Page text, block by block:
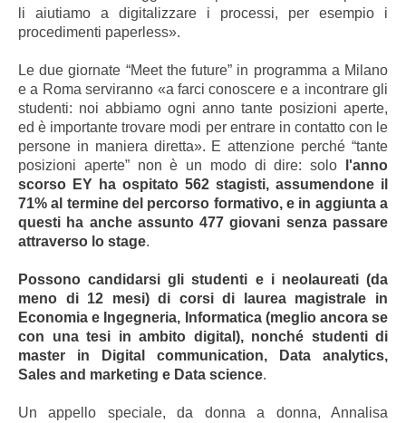
li aiutiamo a digitalizzare i processi, per esempio i
procedimenti paperless».
Le due giornate “Meet the future” in programma a Milano
e a Roma serviranno «a farci conoscere e a incontrare gli
studenti: noi abbiamo ogni anno tante posizioni aperte,
ed è importante trovare modi per entrare in contatto con le
persone in maniera diretta». E attenzione perché “tante
posizioni aperte” non è un modo di dire: solo
l'anno
scorso EY ha ospitato 562 stagisti, assumendone il
71% al termine del percorso formativo, e in aggiunta a
questi ha anche assunto 477 giovani senza passare
attraverso lo stage.
Possono candidarsi gli studenti e i neolaureati (da
meno di 12 mesi) di corsi di laurea magistrale in
Economia e Ingegneria, Informatica (meglio ancora se
con una tesi in ambito digital), nonché studenti di
master in Digital communication, Data analytics,
Sales and marketing e Data science.
Un appello speciale, da donna a donna, Annalisa